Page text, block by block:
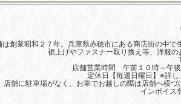
は創業昭和２７年。兵庫県赤穂市にある商店街の中
裾上げやファスナー取り換え等、洋服
店舗営業時間 午前１０時～午
定休日【毎週日曜日】※詳し
店舗に駐車場がなく、お車でお越しの際は店舗へ横
インボイス